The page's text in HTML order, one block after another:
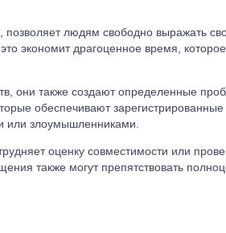
позволяет людям свободно выражать
экономит драгоценное время,
они также создают определенные
обеспечивают
или злоумышленниками.
оценку совместимости или
также могут препятствовать